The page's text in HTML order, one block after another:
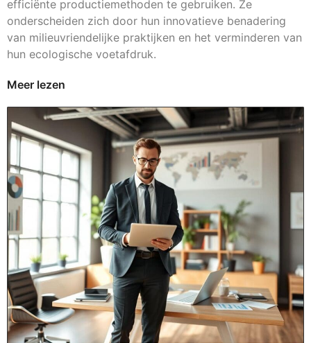
efficiënte productiemethoden te gebruiken. Ze
onderscheiden zich door hun innovatieve benadering
van milieuvriendelijke praktijken en het verminderen van
hun ecologische voetafdruk.
Meer lezen